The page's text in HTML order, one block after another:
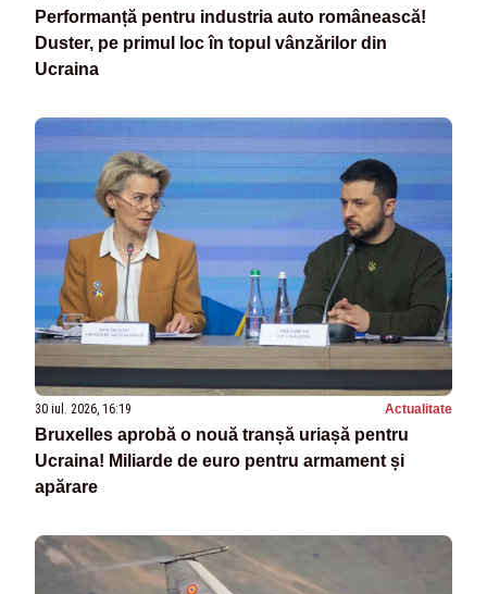
Performanță pentru industria auto românească!
Duster, pe primul loc în topul vânzărilor din
Ucraina
30 iul. 2026, 16:19 Actualitate
Bruxelles aprobă o nouă tranșă uriașă pentru
Ucraina! Miliarde de euro pentru armament și
apărare